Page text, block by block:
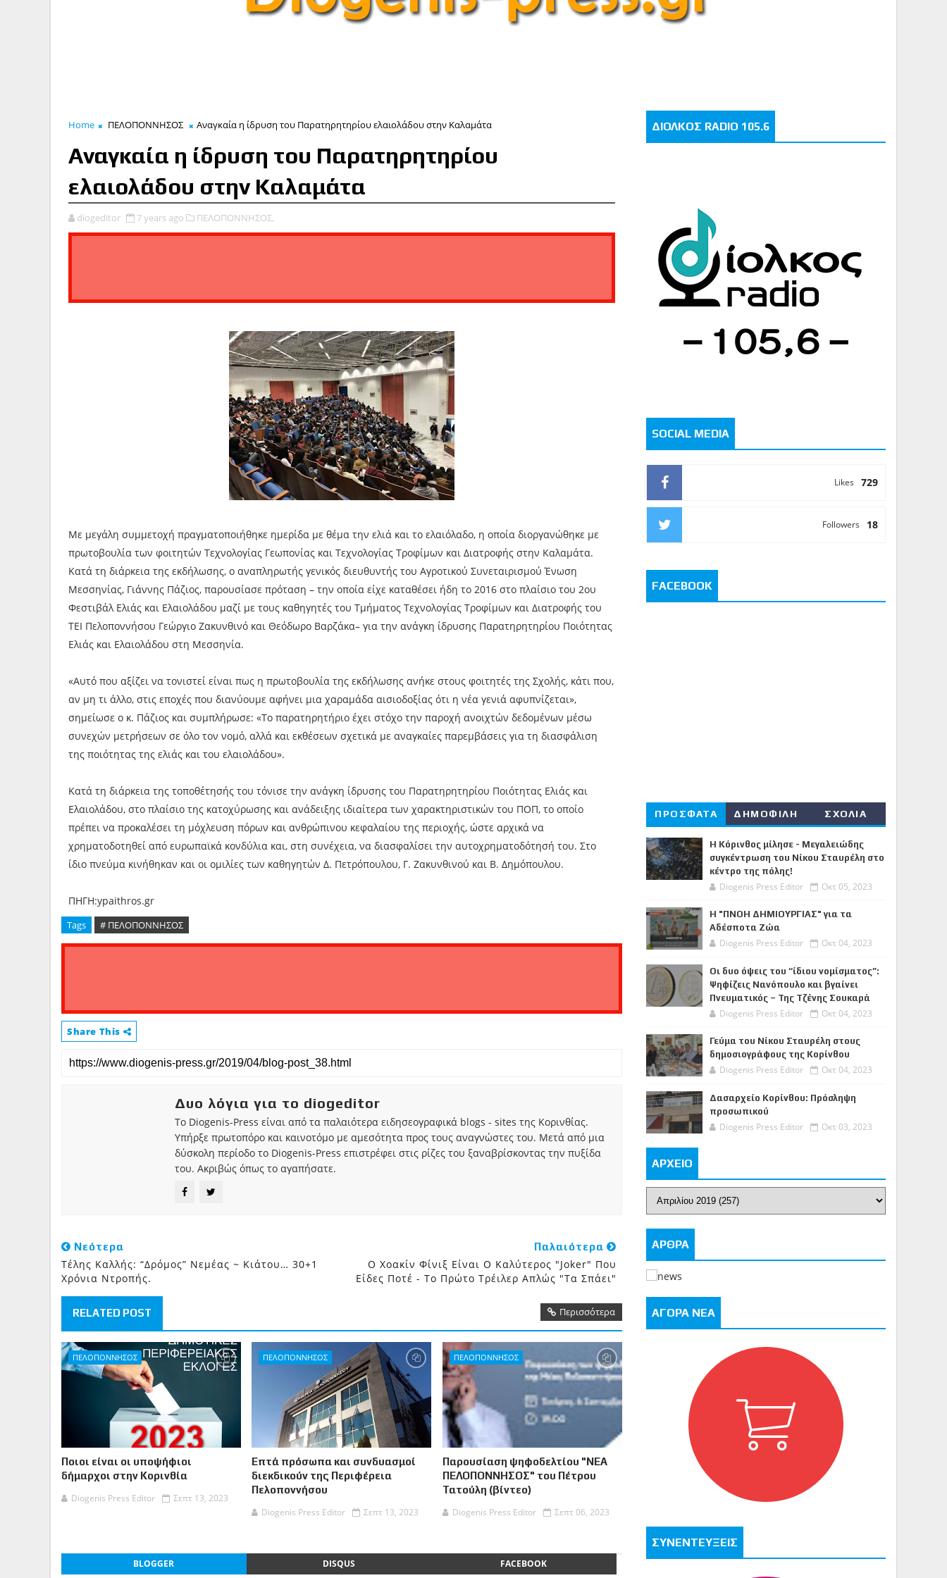
Home ΠΕΛΟΠΟΝΝΗΣΟΣ Αναγκαία η ίδρυση του Παρατηρητηρίου ελαιολάδου στην Καλαμάτα
Αναγκαία η ίδρυση του Παρατηρητηρίου
ελαιολάδου στην Καλαμάτα
diogeditor 7 years ago ΠΕΛΟΠΟΝΝΗΣΟΣ,
Με μεγάλη συμμετοχή πραγματοποιήθηκε ημερίδα με θέμα την ελιά και το ελαιόλαδο, η οποία διοργανώθηκε με
πρωτοβουλία των φοιτητών Τεχνολογίας Γεωπονίας και Τεχνολογίας Τροφίμων και Διατροφής στην Καλαμάτα.
Κατά τη διάρκεια της εκδήλωσης, ο αναπληρωτής γενικός διευθυντής του Αγροτικού Συνεταιρισμού Ένωση
Μεσσηνίας, Γιάννης Πάζιος, παρουσίασε πρόταση – την οποία είχε καταθέσει ήδη το 2016 στο πλαίσιο του 2ου
Φεστιβάλ Ελιάς και Ελαιολάδου μαζί με τους καθηγητές του Τμήματος Τεχνολογίας Τροφίμων και Διατροφής του
ΤΕΙ Πελοποννήσου Γεώργιο Ζακυνθινό και Θεόδωρο Βαρζάκα– για την ανάγκη ίδρυσης Παρατηρητηρίου Ποιότητας
Ελιάς και Ελαιολάδου στη Μεσσηνία.
«Αυτό που αξίζει να τονιστεί είναι πως η πρωτοβουλία της εκδήλωσης ανήκε στους φοιτητές της Σχολής, κάτι που,
αν μη τι άλλο, στις εποχές που διανύουμε αφήνει μια χαραμάδα αισιοδοξίας ότι η νέα γενιά αφυπνίζεται»,
σημείωσε ο κ. Πάζιος και συμπλήρωσε: «Το παρατηρητήριο έχει στόχο την παροχή ανοιχτών δεδομένων μέσω
συνεχών μετρήσεων σε όλο τον νομό, αλλά και εκθέσεων σχετικά με αναγκαίες παρεμβάσεις για τη διασφάλιση
της ποιότητας της ελιάς και του ελαιολάδου».
Κατά τη διάρκεια της τοποθέτησής του τόνισε την ανάγκη ίδρυσης του Παρατηρητηρίου Ποιότητας Ελιάς και
Ελαιολάδου, στο πλαίσιο της κατοχύρωσης και ανάδειξης ιδιαίτερα των χαρακτηριστικών του ΠΟΠ, το οποίο
πρέπει να προκαλέσει τη μόχλευση πόρων και ανθρώπινου κεφαλαίου της περιοχής, ώστε αρχικά να
χρηματοδοτηθεί από ευρωπαϊκά κονδύλια και, στη συνέχεια, να διασφαλίσει την αυτοχρηματοδότησή του. Στο
ίδιο πνεύμα κινήθηκαν και οι ομιλίες των καθηγητών Δ. Πετρόπουλου, Γ. Ζακυνθινού και Β. Δημόπουλου.
ΠΗΓΗ:ypaithros.gr
Tags # ΠΕΛΟΠΟΝΝΗΣΟΣ
Share This
Δυο λόγια για το diogeditor
Το Diogenis-Press είναι από τα παλαιότερα ειδησεογραφικά blogs - sites της Κορινθίας.
Υπήρξε πρωτοπόρο και καινοτόμο με αμεσότητα προς τους αναγνώστες του. Μετά από μια
δύσκολη περίοδο το Diogenis-Press επιστρέφει στις ρίζες του ξαναβρίσκοντας την πυξίδα
του. Ακριβώς όπως το αγαπήσατε.
Νεότερα
Τέλης Καλλής: “Δρόμος” Νεμέας ~ Κιάτου… 30+1
Χρόνια Ντροπής.
Παλαιότερα
Ο Χοακίν Φίνιξ Είναι Ο Καλύτερος "Joker" Που
Είδες Ποτέ - Το Πρώτο Τρέιλερ Απλώς "τα Σπάει"
RELATED POST Περισσότερα
ΠΕΛΟΠΟΝΝΗΣΟΣ
Ποιοι είναι οι υποψήφιοι
δήμαρχοι στην Κορινθία
Diogenis Press Editor
Σεπτ 13, 2023
ΠΕΛΟΠΟΝΝΗΣΟΣ
Επτά πρόσωπα και συνδυασμοί
διεκδικούν της Περιφέρεια
Πελοποννήσου
Diogenis Press Editor
Σεπτ 13, 2023
ΠΕΛΟΠΟΝΝΗΣΟΣ
Παρουσίαση ψηφοδελτίου "ΝΕΑ
ΠΕΛΟΠΟΝΝΗΣΟΣ" του Πέτρου
Τατούλη (βίντεο)
Diogenis Press Editor
Σεπτ 06, 2023
BLOGGER DISQUS FACEBOOK
ΔΙΟΛΚΟΣ RADIO 105.6
SOCIAL MEDIA
729
Likes
18
Followers
FACEBOOK
ΠΡΟΣΦΑΤΑ ΔΗΜΟΦΙΛΗ ΣΧΟΛΙΑ
Η Κόρινθος μίλησε - Μεγαλειώδης
συγκέντρωση του Νίκου Σταυρέλη στο
κέντρο της πόλης!
Diogenis Press Editor Οκτ 05, 2023
Η "ΠΝΟΗ ΔΗΜΙΟΥΡΓΙΑΣ" για τα
Αδέσποτα Ζώα
Diogenis Press Editor Οκτ 04, 2023
Οι δυο όψεις του “ίδιου νομίσματος”:
Ψηφίζεις Νανόπουλο και βγαίνει
Πνευματικός – Της Τζένης Σουκαρά
Diogenis Press Editor Οκτ 04, 2023
Γεύμα του Νίκου Σταυρέλη στους
δημοσιογράφους της Κορίνθου
Diogenis Press Editor Οκτ 04, 2023
Δασαρχείο Κορίνθου: Πρόσληψη
προσωπικού
Diogenis Press Editor Οκτ 03, 2023
ΑΡΧΕΙΟ
ΑΡΘΡΑ
ΑΓΟΡΑ ΝΕΑ
ΣΥΝΕΝΤΕΥΞΕΙΣ